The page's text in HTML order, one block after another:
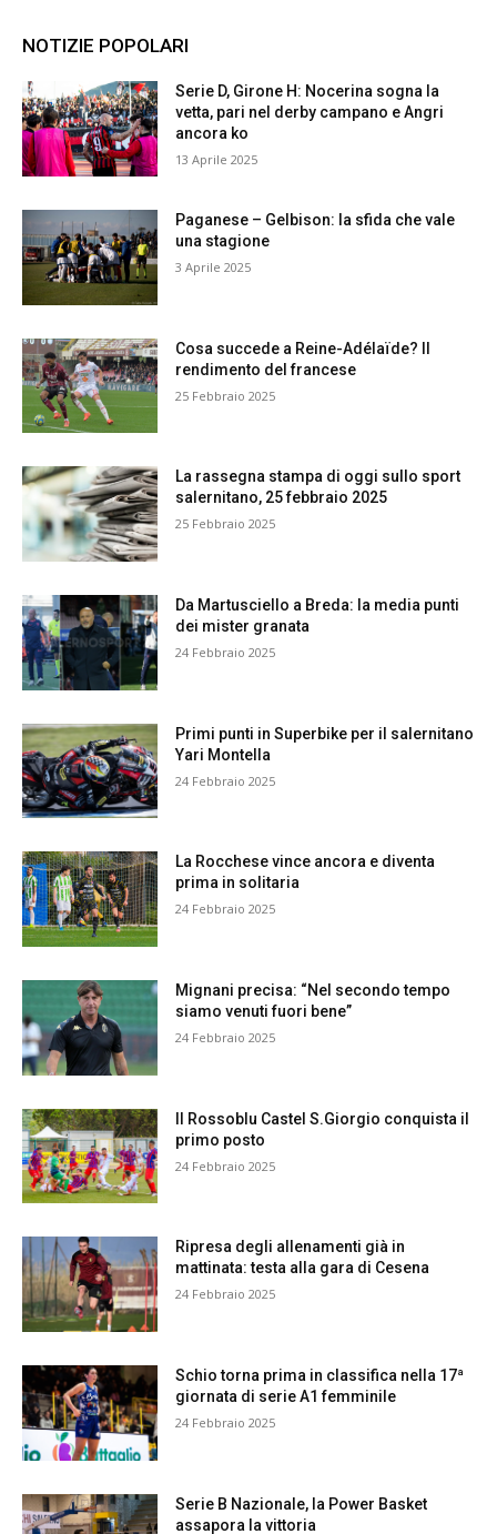
NOTIZIE POPOLARI
Serie D, Girone H: Nocerina sogna la
vetta, pari nel derby campano e Angri
ancora ko
13 Aprile 2025
Paganese – Gelbison: la sfida che vale
una stagione
3 Aprile 2025
Cosa succede a Reine-Adélaïde? Il
rendimento del francese
25 Febbraio 2025
La rassegna stampa di oggi sullo sport
salernitano, 25 febbraio 2025
25 Febbraio 2025
Da Martusciello a Breda: la media punti
dei mister granata
24 Febbraio 2025
Primi punti in Superbike per il salernitano
Yari Montella
24 Febbraio 2025
La Rocchese vince ancora e diventa
prima in solitaria
24 Febbraio 2025
Mignani precisa: “Nel secondo tempo
siamo venuti fuori bene”
24 Febbraio 2025
Il Rossoblu Castel S.Giorgio conquista il
primo posto
24 Febbraio 2025
Ripresa degli allenamenti già in
mattinata: testa alla gara di Cesena
24 Febbraio 2025
Schio torna prima in classifica nella 17ª
giornata di serie A1 femminile
24 Febbraio 2025
Serie B Nazionale, la Power Basket
assapora la vittoria